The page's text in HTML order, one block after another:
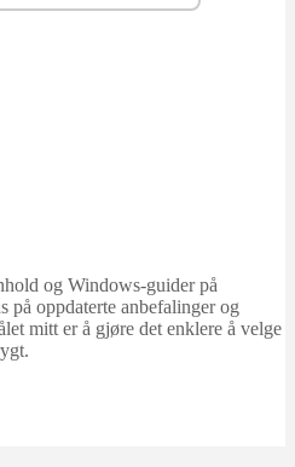
og Windows-guider på
på oppdaterte anbefalinger og
mitt er å gjøre det enklere å velge